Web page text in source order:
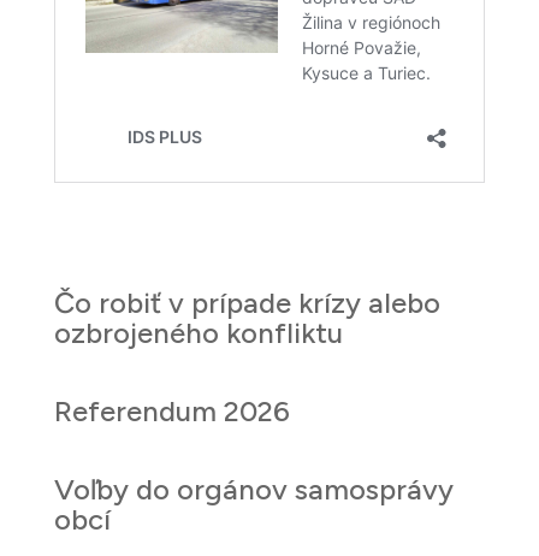
Čo robiť v prípade krízy alebo
ozbrojeného konfliktu
Referendum 2026
Voľby do orgánov samosprávy
obcí